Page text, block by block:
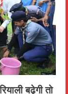
बढ़ेगी तो